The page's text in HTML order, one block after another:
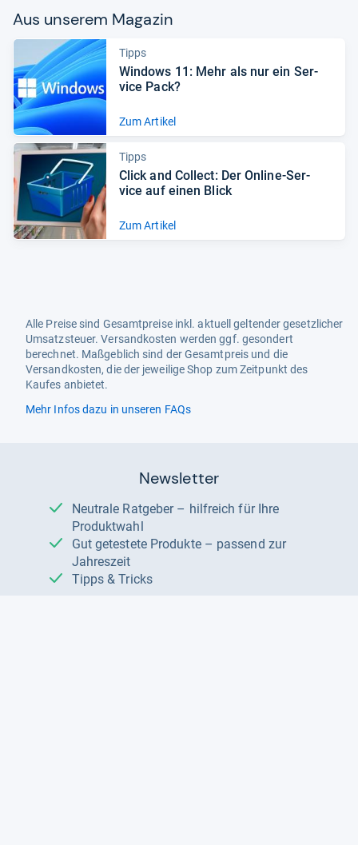
Aus unse­rem Maga­zin
Tipps
Win­dows 11: Mehr als nur ein Ser­
vice Pack?
Zum Artikel
Tipps
Click and Col­lect: Der Online-​Ser­
vice auf einen Blick
Zum Artikel
Alle Preise sind Gesamtpreise inkl. aktuell geltender gesetzlicher
Umsatzsteuer. Versandkosten werden ggf. gesondert
berechnet. Maßgeblich sind der Gesamtpreis und die
Versandkosten, die der jeweilige Shop zum Zeitpunkt des
Kaufes anbietet.
Mehr Infos dazu in unseren FAQs
Newsletter
Neutrale Ratgeber – hilfreich für Ihre
Produktwahl
Gut getestete Produkte – passend zur
Jahreszeit
Tipps & Tricks